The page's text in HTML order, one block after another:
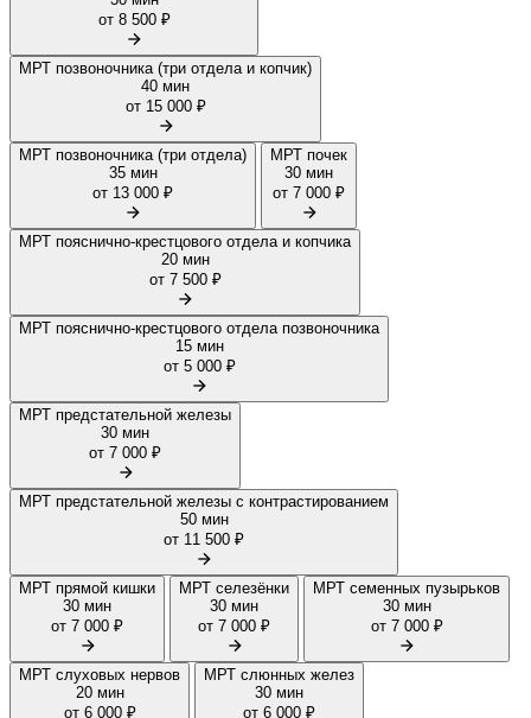
от 8 500 ₽
МРТ позвоночника (три отдела и копчик)
40 мин
от 15 000 ₽
МРТ позвоночника (три отдела)
35 мин
от 13 000 ₽
МРТ почек
30 мин
от 7 000 ₽
МРТ пояснично-крестцового отдела и копчика
20 мин
от 7 500 ₽
МРТ пояснично-крестцового отдела позвоночника
15 мин
от 5 000 ₽
МРТ предстательной железы
30 мин
от 7 000 ₽
МРТ предстательной железы с контрастированием
50 мин
от 11 500 ₽
МРТ прямой кишки
30 мин
от 7 000 ₽
МРТ селезёнки
30 мин
от 7 000 ₽
МРТ семенных пузырьков
30 мин
от 7 000 ₽
МРТ слуховых нервов
20 мин
от 6 000 ₽
МРТ слюнных желез
30 мин
от 6 000 ₽